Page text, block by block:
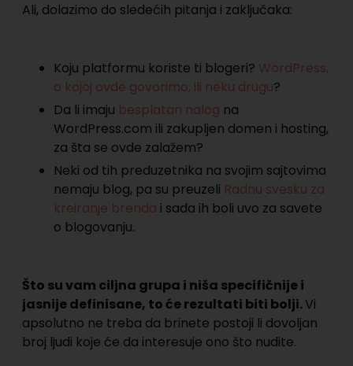
Ali, dolazimo do sledećih pitanja i zaključaka:
Koju platformu koriste ti blogeri? WordPress,
o kojoj ovde govorimo, ili neku drugu?
Da li imaju besplatan nalog na
WordPress.com ili zakupljen domen i hosting,
za šta se ovde zalažem?
Neki od tih preduzetnika na svojim sajtovima
nemaju blog, pa su preuzeli Radnu svesku za
kreiranje brenda i sada ih boli uvo za savete
o blogovanju.
Što su vam ciljna grupa i niša specifičnije i
jasnije definisane, to će rezultati biti bolji.Vi
apsolutno ne treba da brinete postoji li dovoljan
broj ljudi koje će da interesuje ono što nudite.